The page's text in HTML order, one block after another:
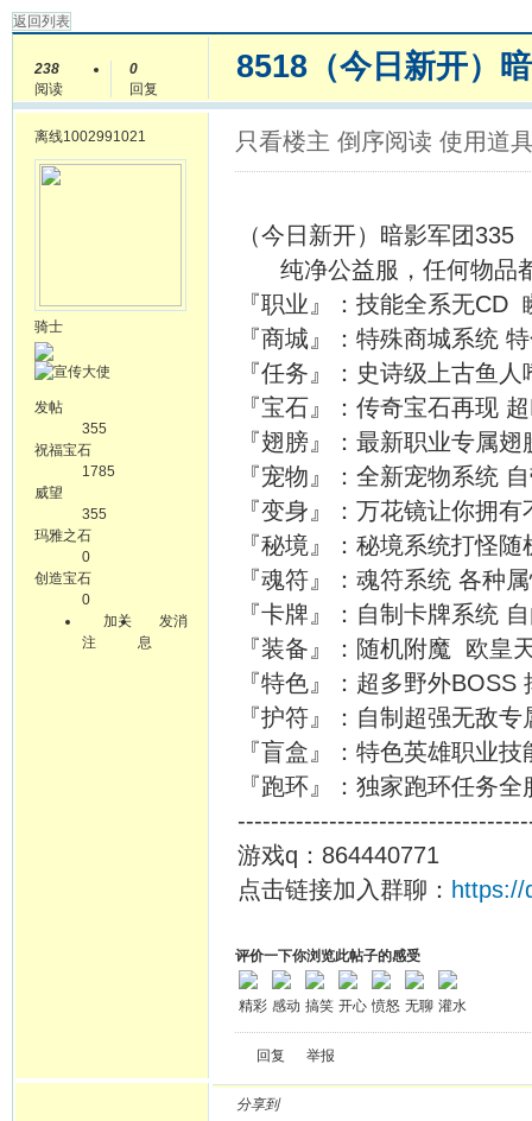
返回列表
238
阅读
0
回复
8518（今日新开）
离线1002991021
骑士
发帖
355
祝福宝石
1785
威望
355
玛雅之石
0
创造宝石
0
加关
注
发消
息
只看楼主 倒序阅读 使用道
（今日新开）暗影军团335
纯净公益服，任何物品
『职业』：技能全系无CD
『商城』：特殊商城系统
『任务』：史诗级上古鱼
『宝石』：传奇宝石再现
『翅膀』：最新职业专属
『宠物』：全新宠物系统
『变身』：万花镜让你拥
『秘境』：秘境系统打怪
『魂符』：魂符系统 各种
『卡牌』：自制卡牌系统
『装备』：随机附魔 欧皇
『特色』：超多野外
『护符』：自制超强无敌
『盲盒』：特色英雄职业
『跑环』：独家跑环任务
游戏q：864440771
点击链接加入群聊： https://
评价一下你浏览此帖子的感受
精彩 感动 搞笑 开心 愤怒 无聊 灌水
回复 举报
分享到